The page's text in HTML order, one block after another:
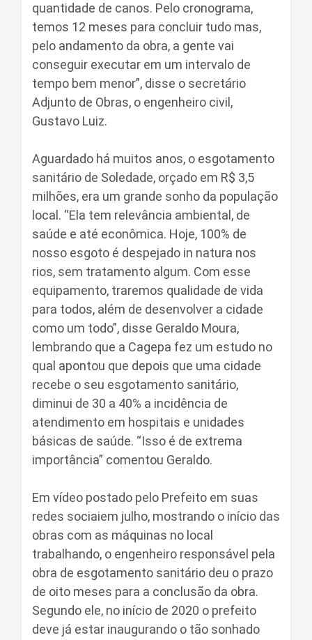
quantidade de canos. Pelo cronograma,
temos 12 meses para concluir tudo mas,
pelo andamento da obra, a gente vai
conseguir executar em um intervalo de
tempo bem menor”, disse o secretário
Adjunto de Obras, o engenheiro civil,
Gustavo Luiz.
Aguardado há muitos anos, o esgotamento
sanitário de Soledade, orçado em R$ 3,5
milhões, era um grande sonho da população
local. “Ela tem relevância ambiental, de
saúde e até econômica. Hoje, 100% de
nosso esgoto é despejado in natura nos
rios, sem tratamento algum. Com esse
equipamento, traremos qualidade de vida
para todos, além de desenvolver a cidade
como um todo”, disse Geraldo Moura,
lembrando que a Cagepa fez um estudo no
qual apontou que depois que uma cidade
recebe o seu esgotamento sanitário,
diminui de 30 a 40% a incidência de
atendimento em hospitais e unidades
básicas de saúde. “Isso é de extrema
importância” comentou Geraldo.
Em vídeo postado pelo Prefeito em suas
redes sociaiem julho, mostrando o início das
obras com as máquinas no local
trabalhando, o engenheiro responsável pela
obra de esgotamento sanitário deu o prazo
de oito meses para a conclusão da obra.
Segundo ele, no início de 2020 o prefeito
deve já estar inaugurando o tão sonhado